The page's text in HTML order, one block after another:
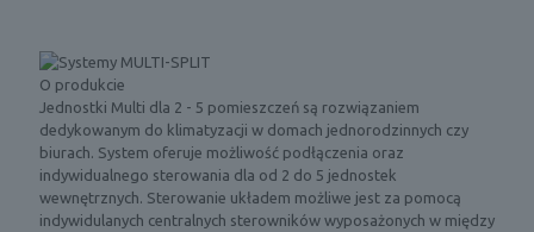
O produkcie
Jednostki Multi dla 2 - 5 pomieszczeń są rozwiązaniem
dedykowanym do klimatyzacji w domach jednorodzinnych czy
biurach. System oferuje możliwość podłączenia oraz
indywidualnego sterowania dla od 2 do 5 jednostek
wewnętrznych. Sterowanie układem możliwe jest za pomocą
indywidulanych centralnych sterowników wyposażonych w między